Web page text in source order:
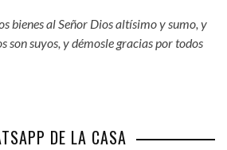
bienes al Señor Dios altísimo y sumo, y
son suyos, y démosle gracias por todos
DE LA CASA